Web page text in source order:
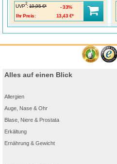
UVP
2
: 19,95 €*
Ihr Preis:
13,43 €*
33%
Alles auf einen Blick
Allergien
Auge, Nase & Ohr
Blase, Niere & Prostata
Erkältung
Ernährung & Gewicht